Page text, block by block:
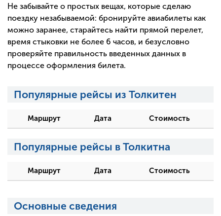
Не забывайте о простых вещах, которые сделаю
поездку незабываемой: бронируйте авиабилеты как
можно заранее, старайтесь найти прямой перелет,
время стыковки не более 6 часов, и безусловно
проверяйте правильность введенных данных в
процессе оформления билета.
Популярные рейсы из Толкитен
Маршрут Дата Стоимость
Популярные рейсы в Толкитна
Маршрут Дата Стоимость
Основные сведения